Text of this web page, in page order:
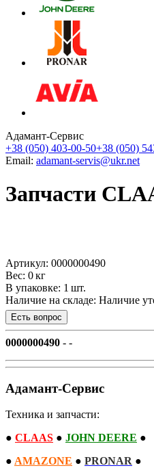
Адамант-Сервис
+38 (050) 403-00-50+38 (050)
Email: adamant-servis@ukr.net
Запчасти
Артикул: 0000000490
Вес: 0 кг
В упаковке: 1 шт.
Наличие на складе: Наличие
0000000490 - -
Адамант-Сервис
Техника и запчасти:
● CLAAS ● JOHN DEERE ●
● AMAZONE ● PRONAR ●